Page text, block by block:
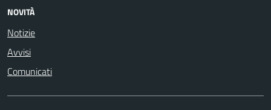
NOVITÀ
Notizie
Avvisi
Comunicati